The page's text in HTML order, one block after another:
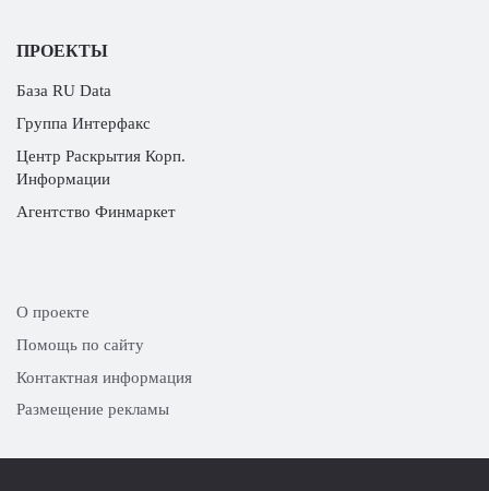
ПРОЕКТЫ
База RU Data
Группа Интерфакс
Центр Раскрытия Корп.
Информации
Агентство Финмаркет
О проекте
Помощь по сайту
Контактная информация
Размещение рекламы